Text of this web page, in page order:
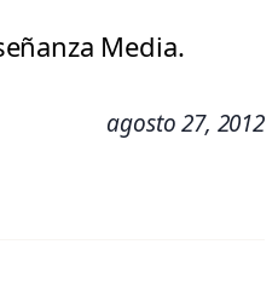
Media.
agosto 27, 2012